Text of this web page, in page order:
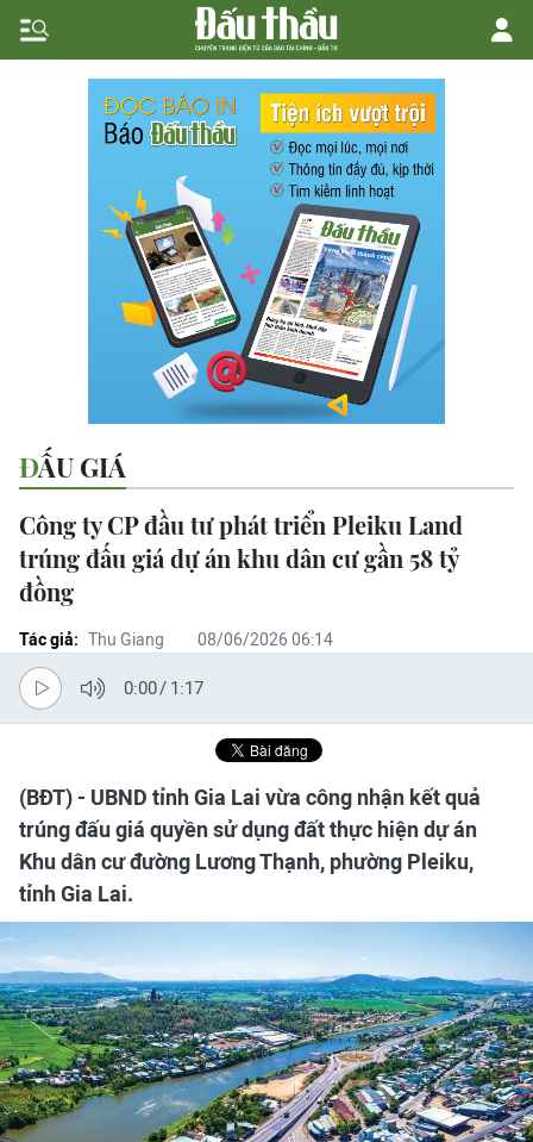
ĐẤU GIÁ
Công ty CP đầu tư phát triển Pleiku Land
trúng đấu giá dự án khu dân cư gần 58 tỷ
đồng
Tác giả: Thu Giang 08/06/2026 06:14
0:00/ 1:17
(BĐT) - UBND tỉnh Gia Lai vừa công nhận kết quả
trúng đấu giá quyền sử dụng đất thực hiện dự án
Khu dân cư đường Lương Thạnh, phường Pleiku,
tỉnh Gia Lai.